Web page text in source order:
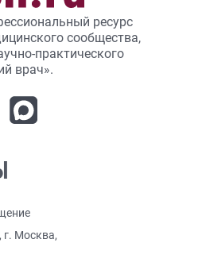
ресурс
сообщества,
практического
врач».
г. Москва,